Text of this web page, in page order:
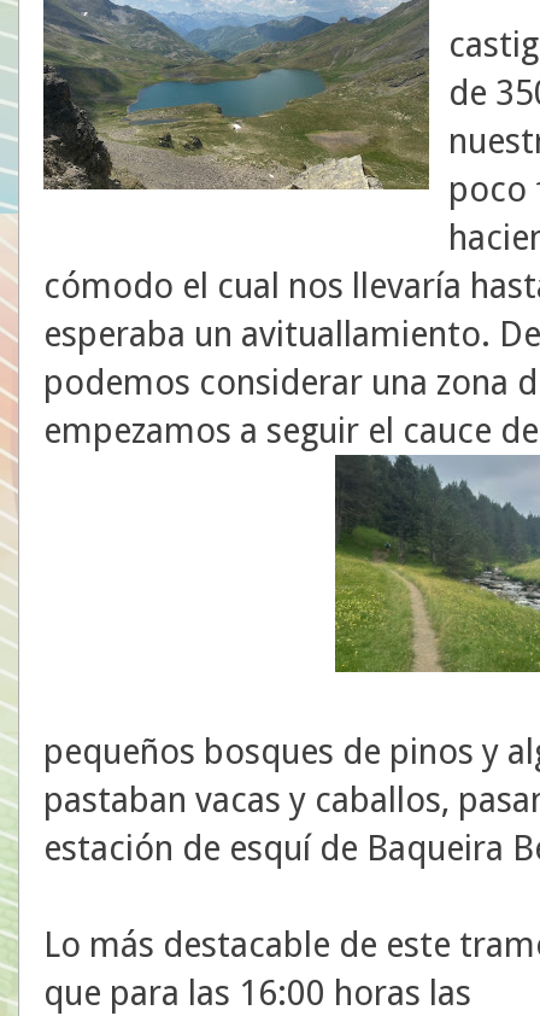
de
poco
cómodo el cual nos llevaría
esperaba un avituallamiento.
podemos considerar una zona
empezamos a seguir el cauce
pequeños bosques de pinos y
pastaban vacas y caballos,
estación de esquí de Baqueira
Lo más destacable de este
que para las 16:00 horas las